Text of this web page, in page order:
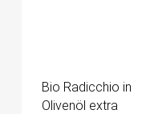
Bio Radicchio in
Olivenöl extra